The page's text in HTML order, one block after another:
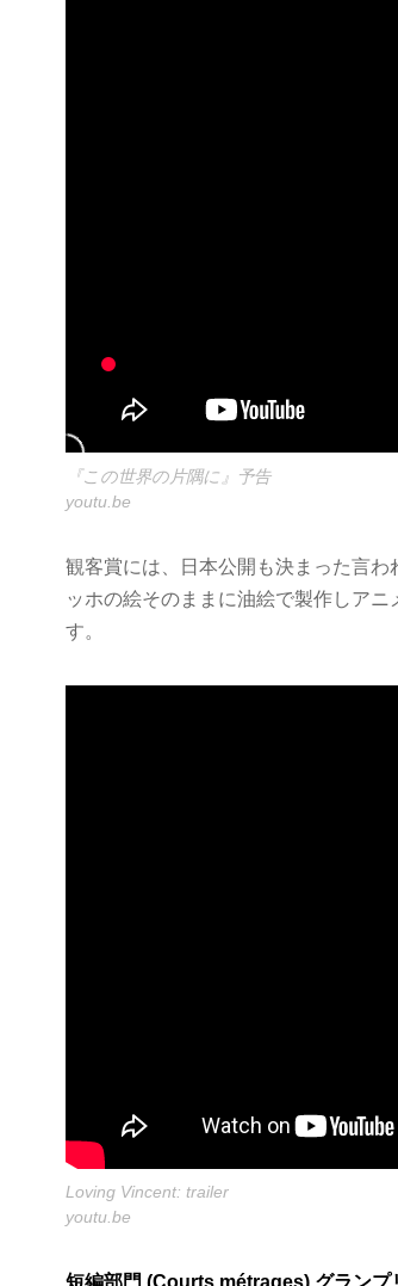
『この世界の片隅に』予告
youtu.be
観客賞には、日本公開も決まった言
ッホの絵そのままに油絵で製作しア
す。
Loving Vincent: trailer
youtu.be
短編部門 (Courts métrages) グランプ